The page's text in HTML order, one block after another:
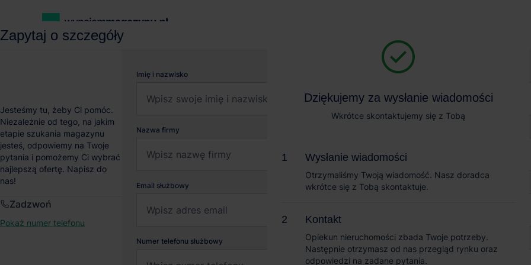
Magazyn HiPark Piaseczno
Piaseczno, Mazowieckie
Dziękujemy za wysłanie wiadomości
Wkrótce skontaktujemy się z Tobą
Wysłanie wiadomości
Otrzymaliśmy Twoją wiadomość. Nasz doradca
wkrótce się z Tobą skontaktuje.
Kontakt
Opiekun nieruchomości zbada Twoje potrzeby.
Następnie otrzymasz od nas przegląd rynku oraz
odpowiedzi na zadane pytania.
Zapytaj o szczegóły
Jesteśmy tu, żeby Ci pomóc.
Niezależnie od tego, na jakim
etapie szukania magazynu
jesteś, odpowiemy na Twoje
pytania i pomożemy Ci wybrać
najlepszą ofertę. Napisz do
nas!
Zadzwoń
Pokaż numer telefonu
Imię i nazwisko
Nazwa firmy
Email służbowy
Numer telefonu służbowy
Dziękujemy za wysłanie wiadomości
Wkrótce skontaktujemy się z Tobą
Wysłanie wiadomości
Otrzymaliśmy Twoją wiadomość. Nasz doradca
wkrótce się z Tobą skontaktuje.
Kontakt
Opiekun nieruchomości zbada Twoje potrzeby.
Następnie otrzymasz od nas przegląd rynku oraz
odpowiedzi na zadane pytania.